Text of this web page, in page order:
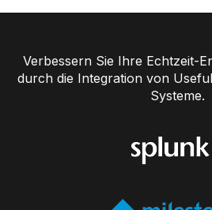
Verbessern Sie Ihre Echtzeit-
durch die Integration von
Systeme.